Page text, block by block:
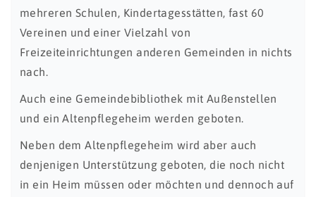
mehreren Schulen, Kindertagesstätten, fast 60
Vereinen und einer Vielzahl von
Freizeiteinrichtungen anderen Gemeinden in nichts
nach.
Auch eine Gemeindebibliothek mit Außenstellen
und ein Altenpflegeheim werden geboten.
Neben dem Altenpflegeheim wird aber auch
denjenigen Unterstützung geboten, die noch nicht
in ein Heim müssen oder möchten und dennoch auf